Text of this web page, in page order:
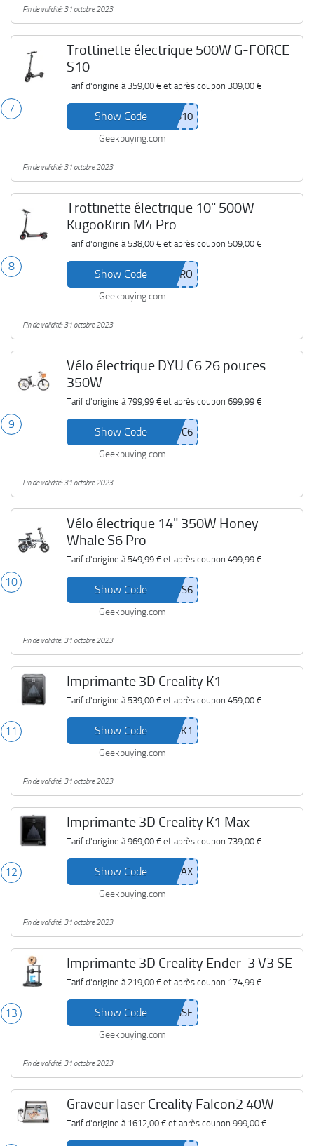
Fin de validité: 31 octobre 2023
7
Trottinette électrique 500W G-FORCE
S10
Tarif d'origine à 359,00 €et après coupon 309,00 €
Show Code
Geekbuying.com
Fin de validité: 31 octobre 2023
8
Trottinette électrique 10" 500W
KugooKirin M4 Pro
Tarif d'origine à 538,00 €et après coupon 509,00 €
Show Code
Geekbuying.com
Fin de validité: 31 octobre 2023
9
Vélo électrique DYU C6 26 pouces
350W
Tarif d'origine à 799,99 €et après coupon 699,99 €
Show Code
Geekbuying.com
Fin de validité: 31 octobre 2023
10
Vélo électrique 14" 350W Honey
Whale S6 Pro
Tarif d'origine à 549,99 €et après coupon 499,99 €
Show Code
Geekbuying.com
Fin de validité: 31 octobre 2023
11
Imprimante 3D Creality K1
Tarif d'origine à 539,00 €et après coupon 459,00 €
Show Code
Geekbuying.com
Fin de validité: 31 octobre 2023
12
Imprimante 3D Creality K1 Max
Tarif d'origine à969,00 €et après coupon 739,00 €
Show Code
Geekbuying.com
Fin de validité: 31 octobre 2023
13
Imprimante 3D Creality Ender-3 V3 SE
Tarif d'origine à 219,00 €et après coupon 174,99 €
Show Code
Geekbuying.com
Fin de validité: 31 octobre 2023
Graveur laser Creality Falcon2 40W
Tarif d'origine à 1612,00 €et après coupon 999,00 €